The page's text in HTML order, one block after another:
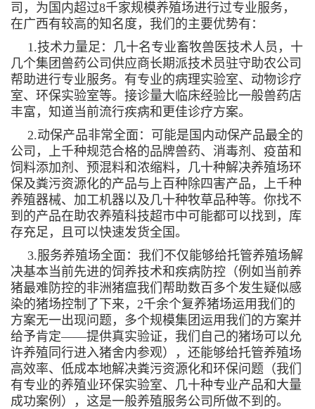
司，为国内超过8千家规模养殖场进行过专业服务，
在广西有较高的知名度，我们的主要优势有：
1.技术力量足：几十名专业畜牧兽医技术人员，十
几个集团兽药公司供应商长期派技术员驻守助农公司
帮助进行专业服务。有专业的病理实验室、动物诊疗
室、环保实验室等。接诊量大临床经验比一般兽药店
丰富，知道当前流行疾病和更佳诊疗方案。
2.动保产品非常全面：可能是国内动保产品最全的
公司，上千种规范合格的品牌兽药、消毒剂、疫苗和
饲料添加剂、预混料和浓缩料，几十种解决养殖场环
保及粪污资源化的产品与上百种除四害产品，上千种
养殖器械、加工机器以及几十种牧草品种等。你找不
到的产品在助农养殖科技超市中可能都可以找到，库
存充足，且可以快速发货全国。
3.服务养殖场全面：我们不仅能够给托管养殖场解
决基本当前先进的饲养技术和疾病防控（例如当前养
猪最难防控的非洲猪瘟我们帮助数百多个发生疑似感
染的猪场控制了下来，2千余个复养猪场运用我们的
方案无一出现问题，多个规模集团运用我们的方案并
给予肯定——提供真实验证，我们自己的猪场可以允
许养殖同行进入猪舍内参观），还能够给托管养殖场
高效率、低成本地解决粪污资源化和环保问题（我们
有专业的养殖业环保实验室、几十种专业产品和大量
成功案例），这是一般养殖服务公司所做不到的。